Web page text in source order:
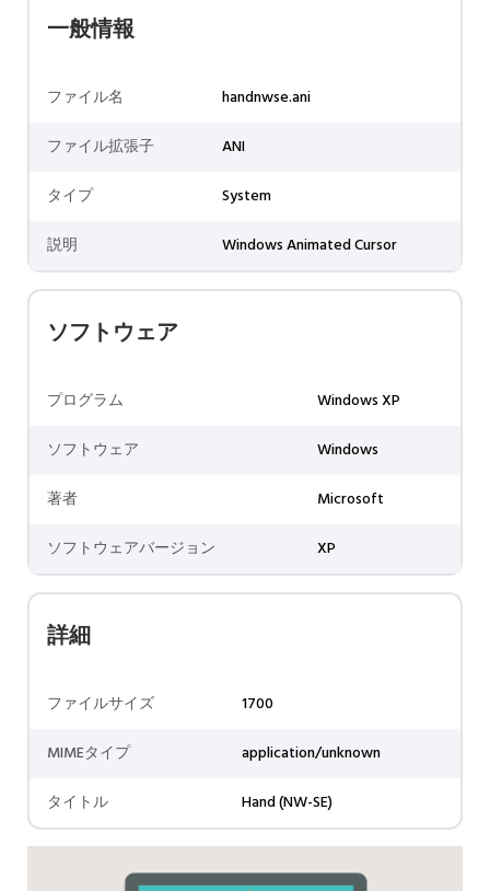
一般情報
ファイル名
handnwse.ani
ファイル拡張子
ANI
タイプ
System
説明
Windows Animated Cursor
ソフトウェア
プログラム
Windows XP
ソフトウェア
Windows
著者
Microsoft
ソフトウェアバージョン
XP
詳細
ファイルサイズ
1700
MIMEタイプ
application/unknown
タイトル
Hand (NW-SE)